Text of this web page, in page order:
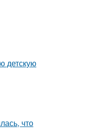
детскую
что